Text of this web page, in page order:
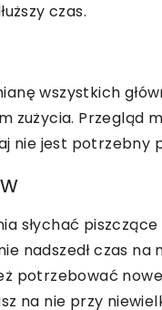
czas.
wszystkich
zużycia. Przegląd
nie jest potrzebny
słychać
nadszedł czas
potrzebować
na nie przy